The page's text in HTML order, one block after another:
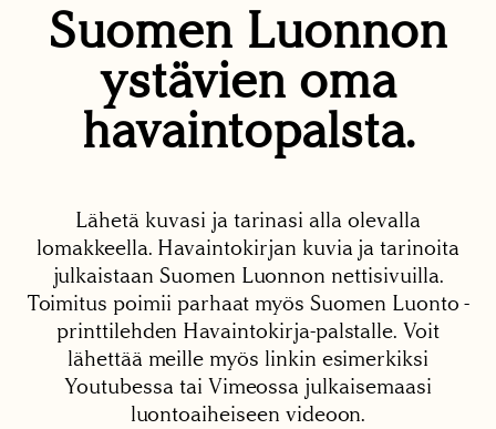
Suomen Luonnon
ystävien oma
havaintopalsta.
Lähetä kuvasi ja tarinasi alla olevalla
lomakkeella. Havaintokirjan kuvia ja tarinoita
julkaistaan Suomen Luonnon nettisivuilla.
Toimitus poimii parhaat myös Suomen Luonto -
printtilehden Havaintokirja-palstalle. Voit
lähettää meille myös linkin esimerkiksi
Youtubessa tai Vimeossa julkaisemaasi
luontoaiheiseen videoon.